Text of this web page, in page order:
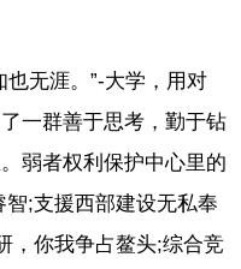
也无涯。”-大学，用对
一群善于思考，勤于钻
弱者权利保护中心里的
;支援西部建设无私奉
，你我争占鳌头;综合竞